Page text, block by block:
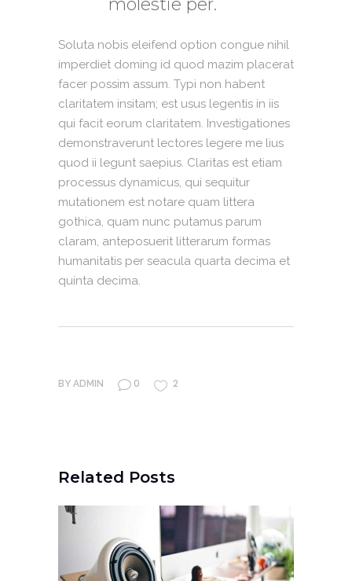
molestie per.
Soluta nobis eleifend option congue nihil
imperdiet doming id quod mazim placerat
facer possim assum. Typi non habent
claritatem insitam; est usus legentis in iis
qui facit eorum claritatem. Investigationes
demonstraverunt lectores legere me lius
quod ii legunt saepius. Claritas est etiam
processus dynamicus, qui sequitur
mutationem est notare quam littera
gothica, quam nunc putamus parum
claram, anteposuerit litterarum formas
humanitatis per seacula quarta decima et
quinta decima.
BY ADMIN 0 2
Related Posts